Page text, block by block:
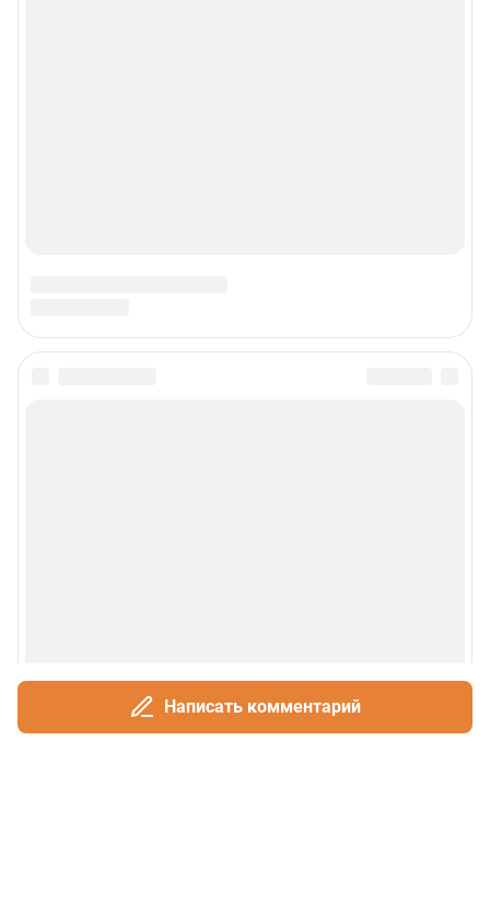
Написать комментарий